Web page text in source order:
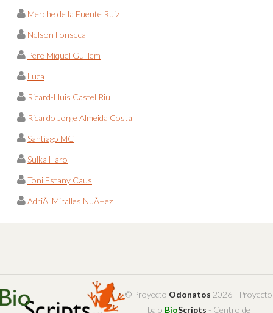
Merche de la Fuente Ruiz
Nelson Fonseca
Pere Miquel Guillem
Luca
Ricard-Lluis Castel Riu
Ricardo Jorge Almeida Costa
Santiago MC
Sulka Haro
Toni Estany Caus
AdriÃ Miralles NuÃ±ez
© Proyecto Odonatos 2026 - Proyecto
bajo BioScripts - Centro de